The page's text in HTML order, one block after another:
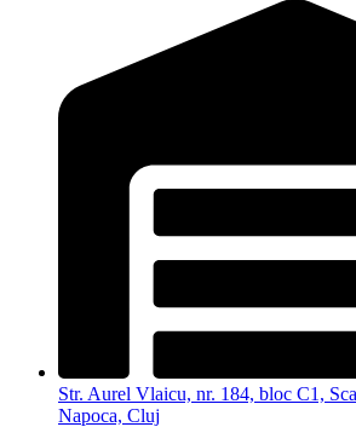
Str. Aurel Vlaicu, nr. 184, bloc C1,
Napoca, Cluj